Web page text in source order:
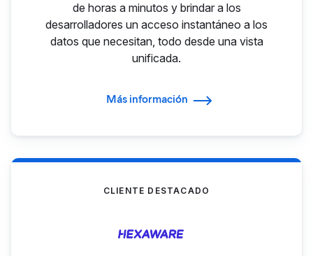
de horas a minutos y brindar a los
desarrolladores un acceso instantáneo a los
datos que necesitan, todo desde una vista
unificada.
Más información
CLIENTE DESTACADO